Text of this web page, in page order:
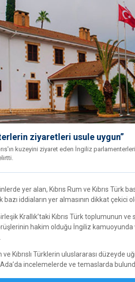
ziyaretleri usule uygun”
kuzeyini ziyaret eden İngiliz
yer alan, Kıbrıs Rum ve Kıbrıs Türk
iddiaların yer almasının dikkat çekici
Krallık’taki Kıbrıs Türk toplumunun
hakim olduğu İngiliz
ve Kıbrıslı Türklerin uluslararası düzeyde
Ada’da incelemelerde ve temaslarda